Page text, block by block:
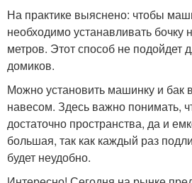
На практике выяснено: чтобы
необходимо устанавливать
метров. Этот способ не подойдет
домиков.
Можно установить машинку и бак
навесом. Здесь важно понимать,
достаточно пространства, да и
большая, так как каждый раз
будет неудобно.